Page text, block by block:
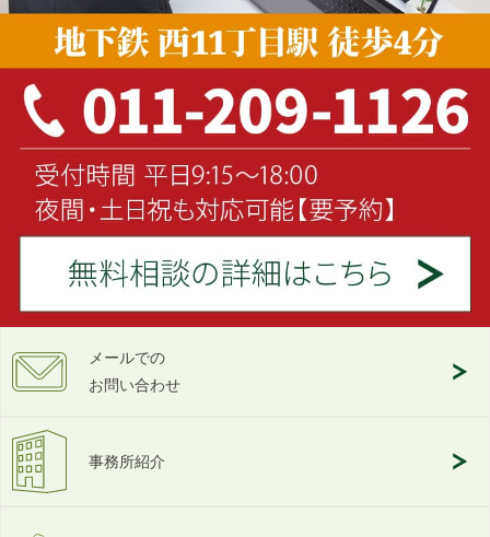
メールでの
お問い合わせ
事務所紹介